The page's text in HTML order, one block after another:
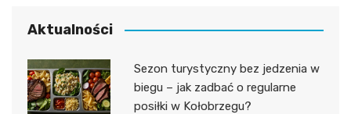
Aktualności
Sezon turystyczny bez jedzenia w
biegu – jak zadbać o regularne
posiłki w Kołobrzegu?